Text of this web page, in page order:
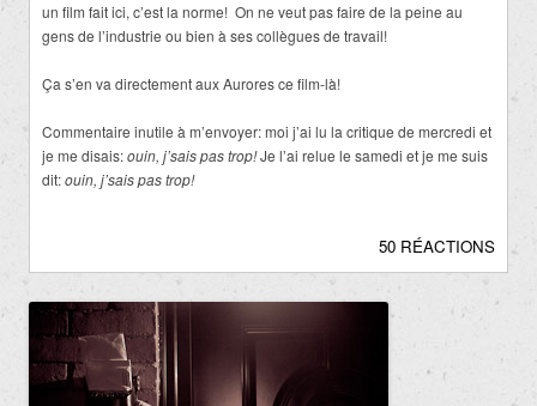
un film fait ici, c’est la norme! On ne veut pas faire de la peine au
gens de l’industrie ou bien à ses collègues de travail!
Ça s’en va directement aux Aurores ce film-là!
Commentaire inutile à m’envoyer: moi j’ai lu la critique de mercredi et
je me disais:ouin, j’sais pas trop!Je l’ai relue le samedi et je me suis
dit:ouin, j’sais pas trop!
50 RÉACTIONS